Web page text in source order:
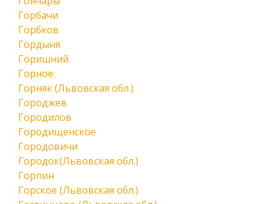
Горбачи
Горбков
Гордыня
Горишний
Горное
Горняк (Львовская обл.)
Городжев
Городилов
Городищенское
Городовичи
Городок(Львовская обл.)
Горпин
Горское (Львовская обл.)